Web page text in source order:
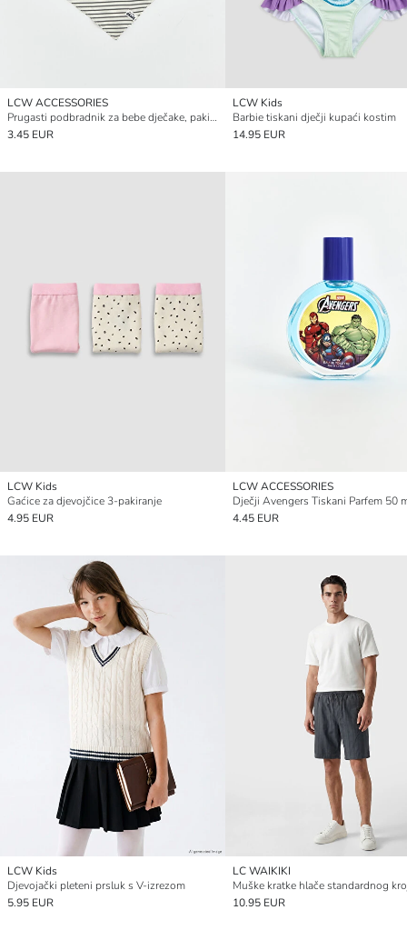
LCW ACCESSORIES
Prugasti podbradnik za bebe dječake, pakiranje od 2 komada
3.45 EUR
LCW Kids
Barbie tiskani dječji kupaći kostim
14.95 EUR
LCW Kids
Gaćice za djevojčice 3-pakiranje
4.95 EUR
LCW ACCESSORIES
Dječji Avengers Tiskani Parfem 50
4.45 EUR
LCW Kids
Djevojački pleteni prsluk s V-izrezom
5.95 EUR
LC WAIKIKI
Muške kratke hlače standardnog
10.95 EUR